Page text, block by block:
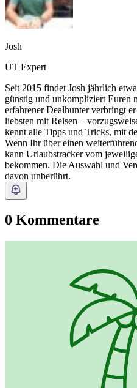
Josh
UT Expert
Seit 2015 findet Josh jährlich
günstig und unkompliziert Euren
erfahrener Dealhunter verbringt
liebsten mit Reisen –
kennt alle Tipps und Tricks, mit
Wenn Ihr über einen
kann Urlaubstracker vom
bekommen. Die Auswahl und
davon unberührt.
0 Kommentare